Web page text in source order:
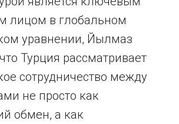
лицом в глобальном
уравнении, Йылмаз
Турция рассматривает
сотрудничество между
не просто как
обмен, а как